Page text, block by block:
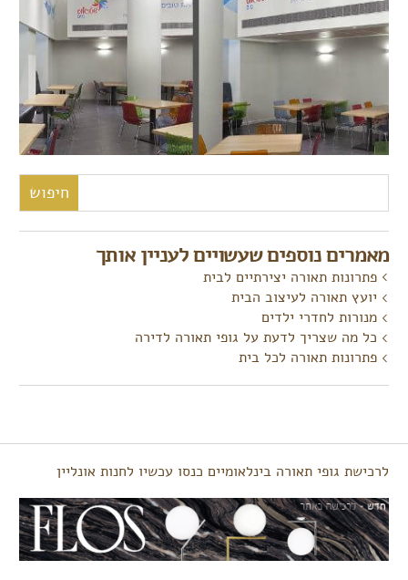
מאמרים נוספים שעשויים לעניין אותך
פתרונות תאורה יצירתיים לבית
יועץ תאורה לעיצוב הבית
מנורות לחדרי ילדים
כל מה שצריך לדעת על גופי תאורה לדירה
פתרונות תאורה לכל בית
לרכישת גופי תאורה בינלאומיים כנסו עכשיו לחנות אונליין